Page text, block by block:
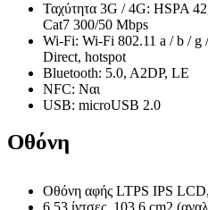
Ταχύτητα 3G / 4G: HSPA
Cat7 300/50 Mbps
Wi-Fi: Wi-Fi 802.11 a / b / g
Direct, hotspot
Bluetooth: 5.0, A2DP, LE
NFC: Ναι
USB: microUSB 2.0
Οθόνη
Οθόνη αφής LTPS IPS
6.53 ίντσες, 103.6 cm2